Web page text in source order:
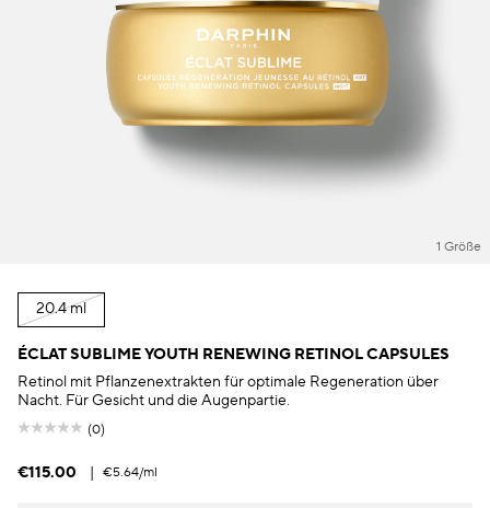
1 Größe
20.4 ml
ÉCLAT SUBLIME YOUTH RENEWING RETINOL CAPSULES
Retinol mit Pflanzenextrakten für optimale Regeneration über
Nacht. Für Gesicht und die Augenpartie.
(0)
€115.00 | €5.64/ml